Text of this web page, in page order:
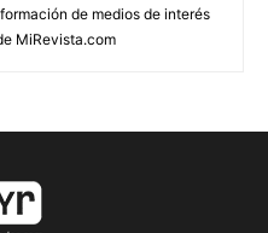
de medios de interés
MiRevista.com